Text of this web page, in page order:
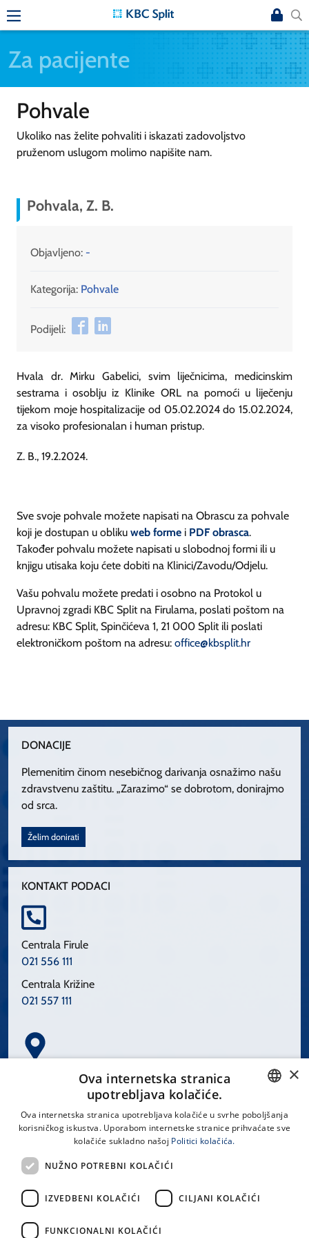
Za pacijente
Pohvale
Ukoliko nas želite pohvaliti i iskazati zadovoljstvo
pruženom uslugom molimo napišite nam.
Pohvala, Z. B.
Objavljeno: -
Kategorija: Pohvale
Podijeli:
Hvala dr. Mirku Gabelici, svim liječnicima, medicinskim
sestrama i osoblju iz Klinike ORL na pomoći u liječenju
tijekom moje hospitalizacije od 05.02.2024 do 15.02.2024,
za visoko profesionalan i human pristup.
Z. B., 19.2.2024.
Sve svoje pohvale možete napisati na Obrascu za pohvale
koji je dostupan u obliku web forme i PDF obrasca.
Također pohvalu možete napisati u slobodnoj formi ili u
knjigu utisaka koju ćete dobiti na Klinici/Zavodu/Odjelu.
Vašu pohvalu možete predati i osobno na Protokol u
Upravnoj zgradi KBC Split na Firulama, poslati poštom na
adresu: KBC Split, Spinčićeva 1, 21 000 Split ili poslati
elektroničkom poštom na adresu: office@kbsplit.hr
DONACIJE
Plemenitim činom nesebičnog darivanja osnažimo našu
zdravstvenu zaštitu. „Zarazimo“ se dobrotom, donirajmo
od srca.
Želim donirati
KONTAKT PODACI
Centrala Firule
021 556 111
Centrala Križine
021 557 111
Spinčićeva 1, 21000 Split
LINKOVI
Uvjeti korištenja
CROATIAN
×
Ova internetska stranica
upotrebljava kolačiće.
Ova internetska stranica upotrebljava kolačiće u svrhe poboljšanja
korisničkog iskustva. Uporabom internetske stranice prihvaćate sve
kolačiće sukladno našoj Politici kolačića.
NUŽNO POTREBNI KOLAČIĆI
IZVEDBENI KOLAČIĆI CILJANI KOLAČIĆI
FUNKCIONALNI KOLAČIĆI